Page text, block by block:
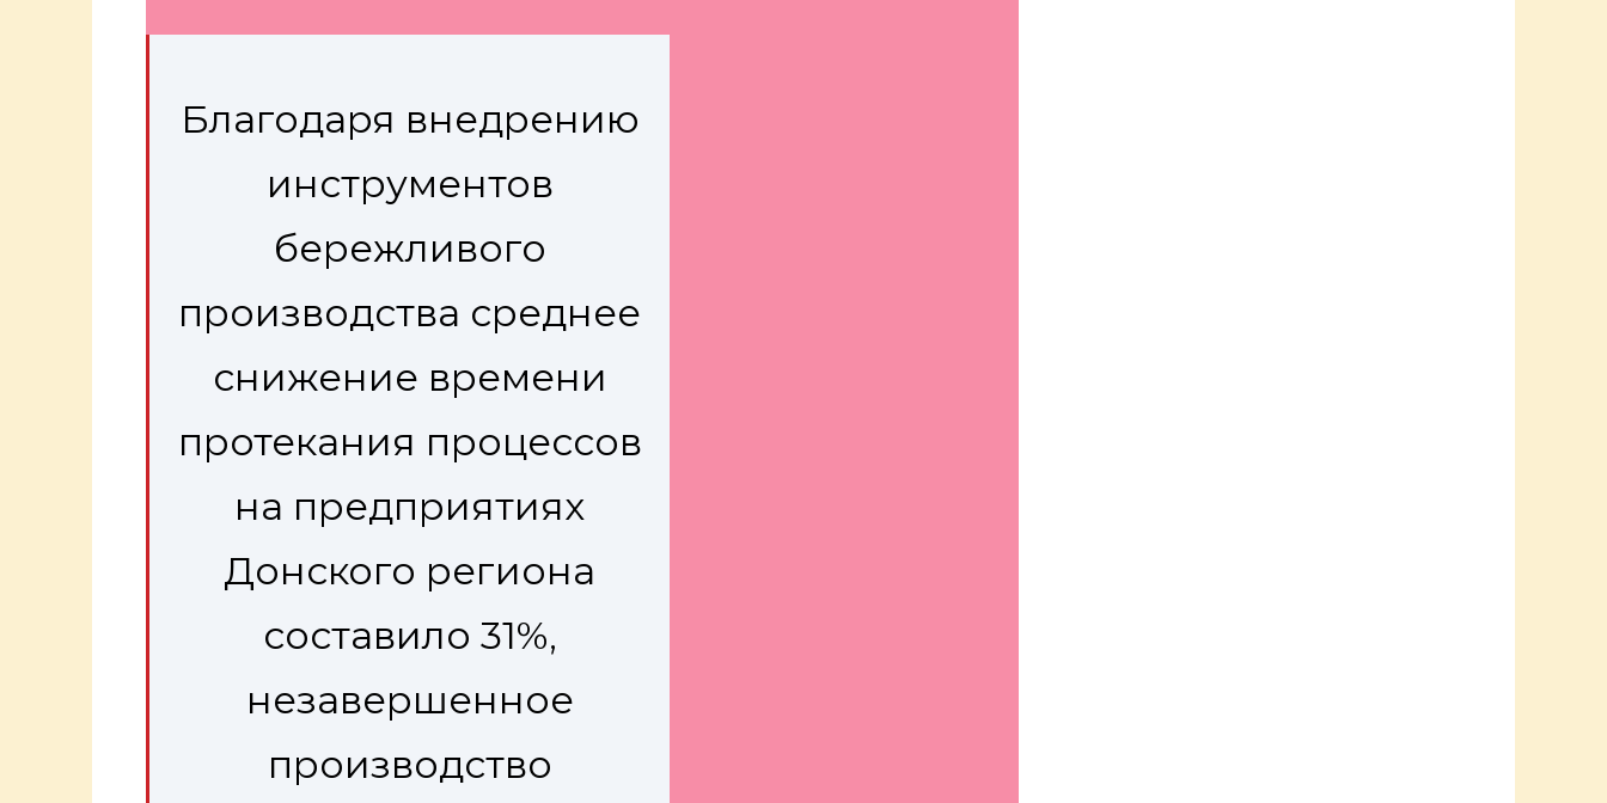
Благодаря внедрению
инструментов
бережливого
производства среднее
снижение времени
протекания процессов
на предприятиях
Донского региона
составило 31%,
незавершенное
производство